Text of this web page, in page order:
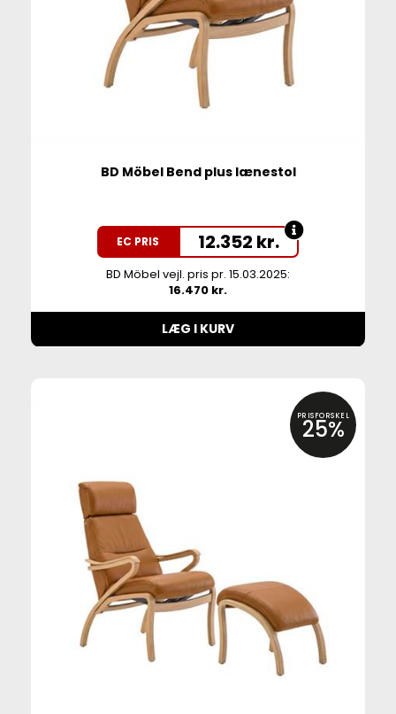
BD Möbel Bend plus lænestol
EC PRIS 12.352 kr.
BD Möbel vejl. pris pr. 15.03.2025:
16.470 kr.
LÆG I KURV
PRISFORSKEL
25%